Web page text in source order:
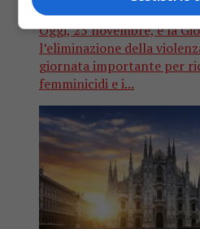
Oggi, 25 novembre, è la
l’eliminazione della
giornata importante per
femminicidi e i...